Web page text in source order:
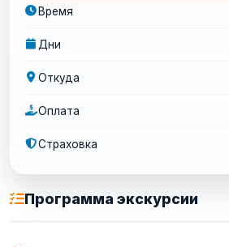
Программа экскурсии
Время
Дни
Откуда
Оплата
Страховка